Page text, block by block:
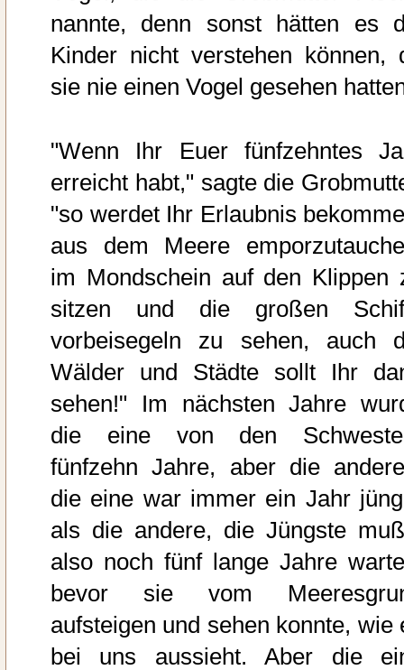
nannte, denn sonst hätten es
Kinder nicht verstehen können,
sie nie einen Vogel gesehen
"Wenn Ihr Euer fünfzehntes
erreicht habt," sagte die
"so werdet Ihr Erlaubnis
aus dem Meere
im Mondschein auf den Klippen
sitzen und die großen
vorbeisegeln zu sehen, auch
Wälder und Städte sollt Ihr
sehen!" Im nächsten Jahre
die eine von den
fünfzehn Jahre, aber die
die eine war immer ein Jahr
als die andere, die Jüngste
also noch fünf lange Jahre
bevor sie vom
aufsteigen und sehen konnte, wie
bei uns aussieht. Aber die